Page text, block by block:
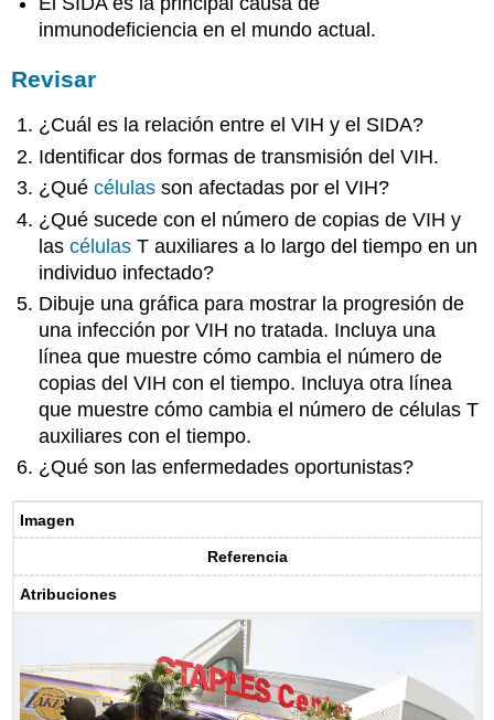
inmunodeficiencia en el mundo actual.
Revisar
¿Cuál es la relación entre el VIH y el SIDA?
Identificar dos formas de transmisión del VIH.
¿Quécélulas son afectadas por el VIH?
¿Qué sucede con el número de copias de VIH y
lascélulas T auxiliares a lo largo del tiempo en un
individuo infectado?
Dibuje una gráfica para mostrar la progresión de
una infección por VIH no tratada. Incluya una
línea que muestre cómo cambia el número de
copias del VIH con el tiempo. Incluya otra línea
que muestre cómo cambia el número de células T
auxiliares con el tiempo.
¿Qué son las enfermedades oportunistas?
Imagen
Referencia
Atribuciones